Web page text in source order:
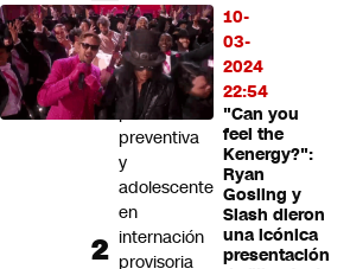
10-
03-
2024
22:54
"Can you
feel the
Kenergy?":
Ryan
Gosling y
Slash dieron
una icónica
presentación
Tres
adultos
quedan
en
prisión
preventiva
y
adolescente
en
internación
provisoria